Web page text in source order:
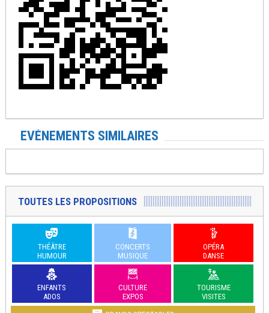
EVÉNEMENTS SIMILAIRES
TOUTES LES PROPOSITIONS
THÉÂTRE
HUMOUR
CONCERTS
MUSIQUE
OPÉRA
DANSE
ENFANTS
ADOS
CULTURE
EXPOS
TOURISME
VISITES